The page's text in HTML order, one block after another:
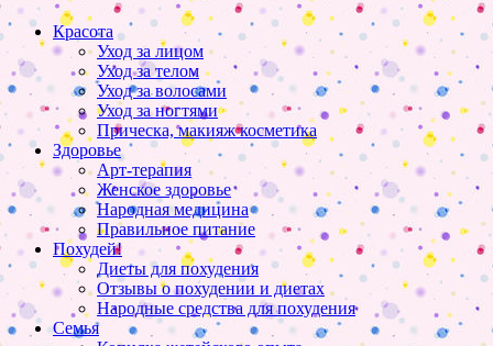
Красота
Уход за лицом
Уход за телом
Уход за волосами
Уход за ногтями
Прическа, макияж косметика
Здоровье
Арт-терапия
Женское здоровье
Народная медицина
Правильное питание
Похудей!
Диеты для похудения
Отзывы о похудении и диетах
Народные средства для похудения
Семья